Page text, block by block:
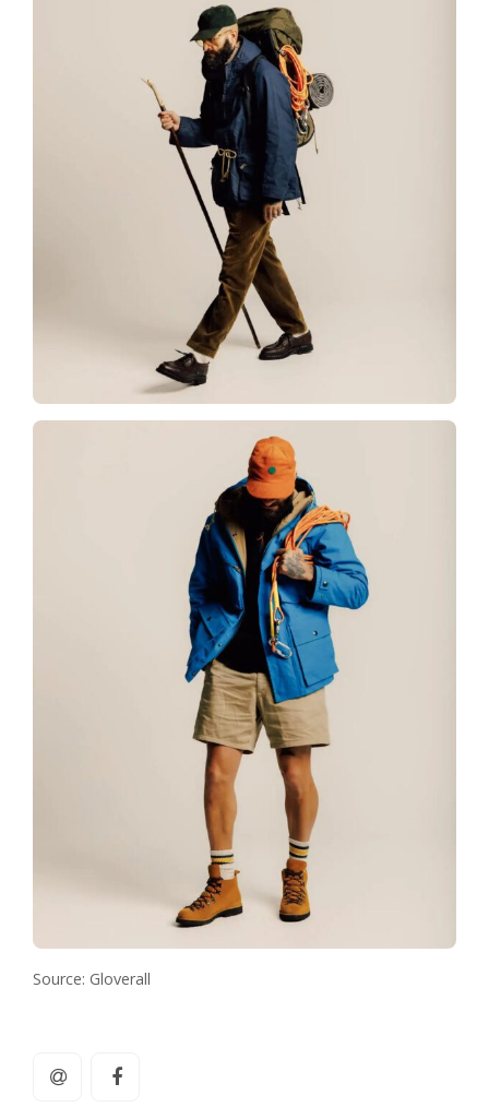
Source: Gloverall